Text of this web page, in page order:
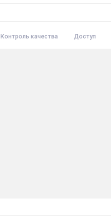
Контроль качества Доступ